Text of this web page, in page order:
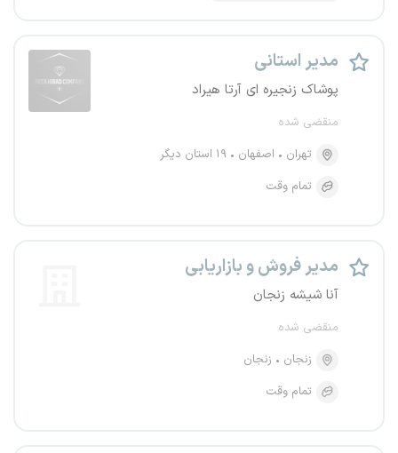
مدیر استانی
پوشاک زنجیره ای آرتا هیراد
منقضی شده
تهران
اصفهان
۱۹ استان دیگر
تمام وقت
مدیر فروش و بازاریابی
آنا شیشه زنجان
منقضی شده
زنجان
زنجان
تمام وقت